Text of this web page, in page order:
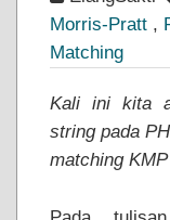
Morris-Pratt ,
Matching
Kali ini kita
string pada
matching